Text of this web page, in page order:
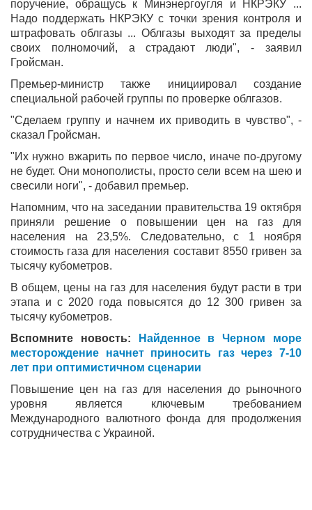
поручение, обращусь к Минэнергоугля и НКРЭКУ ...
Надо поддержать НКРЭКУ с точки зрения контроля и
штрафовать облгазы ... Облгазы выходят за пределы
своих полномочий, а страдают люди", - заявил
Гройсман.
Премьер-министр также инициировал создание
специальной рабочей группы по проверке облгазов.
"Сделаем группу и начнем их приводить в чувство", -
сказал Гройсман.
"Их нужно вжарить по первое число, иначе по-другому
не будет. Они монополисты, просто сели всем на шею и
свесили ноги", - добавил премьер.
Напомним, что на заседании правительства 19 октября
приняли решение о повышении цен на газ для
населения на 23,5%. Следовательно, с 1 ноября
стоимость газа для населения составит 8550 гривен за
тысячу кубометров.
В общем, цены на газ для населения будут расти в три
этапа и с 2020 года повысятся до 12 300 гривен за
тысячу кубометров.
Вспомните новость:
Найденное в Черном море
месторождение начнет приносить газ через 7-10
лет при оптимистичном сценарии
Повышение цен на газ для населения до рыночного
уровня является ключевым требованием
Международного валютного фонда для продолжения
сотрудничества с Украиной.